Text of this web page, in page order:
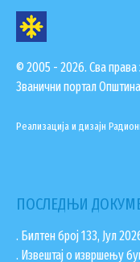
ДОКУМЕНТА
КОНТАКТИ
© 2005 - 2026. Сва права
Званични портал
Реализација и дизајн
ПОСЛЕДЊИ
. Билтен број 133, Јул
. Извештај о извршењу